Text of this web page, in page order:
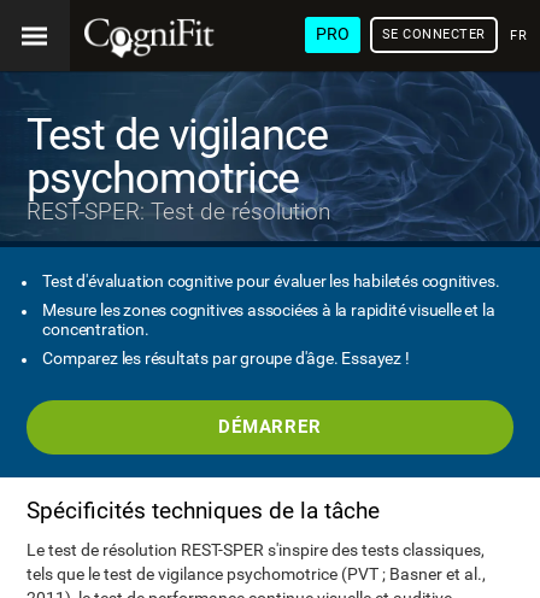
PRO SE CONNECTER
Test de vigilance
psychomotrice
REST-SPER: Test de résolution
Test d'évaluation cognitive pour évaluer les habiletés cognitives.
Mesure les zones cognitives associées à la rapidité visuelle et la
concentration.
Comparez les résultats par groupe d'âge. Essayez !
DÉMARRER
Spécificités techniques de la tâche
Le test de résolution REST-SPER s'inspire des tests classiques,
tels que le test de vigilance psychomotrice (PVT ; Basner et al.,